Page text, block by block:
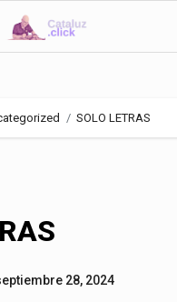
SOLO LETRAS
28, 2024